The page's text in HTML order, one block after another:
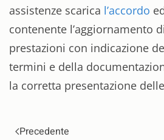
assistenze scarica l’accordo
contenente l’aggiornamento
prestazioni con indicazione
termini e della
la corretta presentazione
Precedente